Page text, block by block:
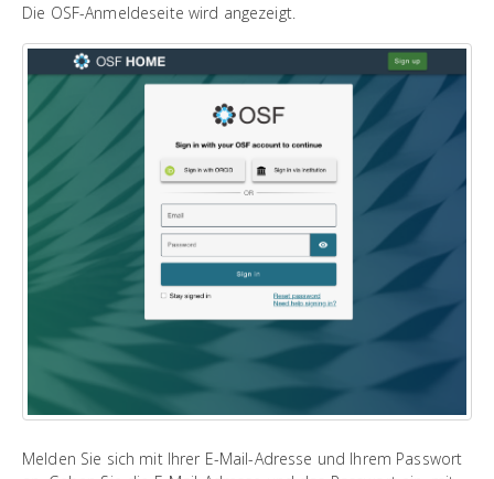
Die OSF-Anmeldeseite wird angezeigt.
Melden Sie sich mit Ihrer E-Mail-Adresse und Ihrem Passwort